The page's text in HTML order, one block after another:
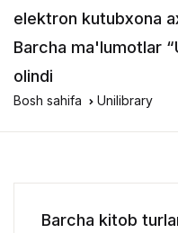
elektron kutubxona
Barcha ma'lumotlar
olindi
Bosh sahifa Unilibrary
Barcha kitob